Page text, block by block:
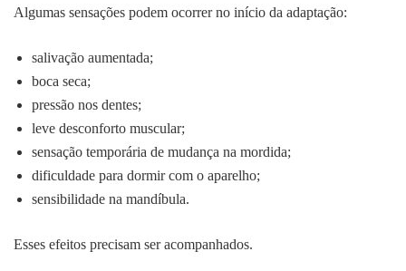
Algumas sensações podem ocorrer no início da adaptação:
salivação aumentada;
boca seca;
pressão nos dentes;
leve desconforto muscular;
sensação temporária de mudança na mordida;
dificuldade para dormir com o aparelho;
sensibilidade na mandíbula.
Esses efeitos precisam ser acompanhados.